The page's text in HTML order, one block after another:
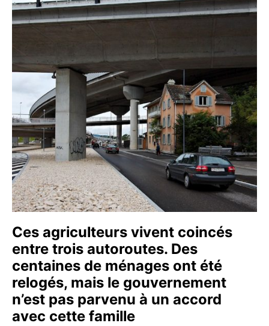
Ces agriculteurs vivent coincés
entre trois autoroutes. Des
centaines de ménages ont été
relogés, mais le gouvernement
n’est pas parvenu à un accord
avec cette famille